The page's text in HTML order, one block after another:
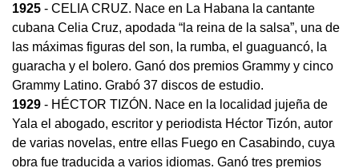
1925 - CELIA CRUZ. Nace en La Habana la cantante
cubana Celia Cruz, apodada “la reina de la salsa”, una de
las máximas figuras del son, la rumba, el guaguancó, la
guaracha y el bolero. Ganó dos premios Grammy y cinco
Grammy Latino. Grabó 37 discos de estudio.
1929 - HÉCTOR TIZÓN. Nace en la localidad jujeña de
Yala el abogado, escritor y periodista Héctor Tizón, autor
de varias novelas, entre ellas Fuego en Casabindo, cuya
obra fue traducida a varios idiomas. Ganó tres premios